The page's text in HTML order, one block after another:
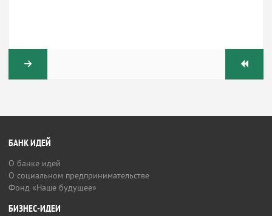
БАНК ИДЕЙ
О банке идей
О социальном предпринимательстве
Фонд «Наше будущее»
БИЗНЕС-ИДЕИ